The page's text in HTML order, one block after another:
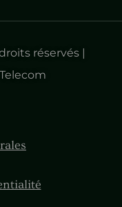
réservés |